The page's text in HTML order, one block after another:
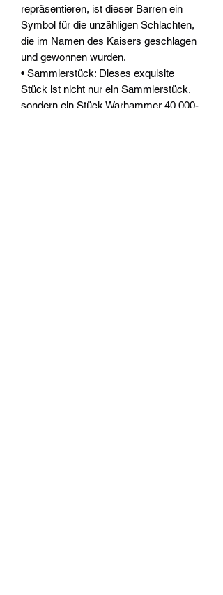
repräsentieren, ist dieser Barren ein
Symbol für die unzähligen Schlachten,
die im Namen des Kaisers geschlagen
und gewonnen wurden.
• Sammlerstück: Dieses exquisite
Stück ist nicht nur ein Sammlerstück,
sondern ein Stück Warhammer 40.000-